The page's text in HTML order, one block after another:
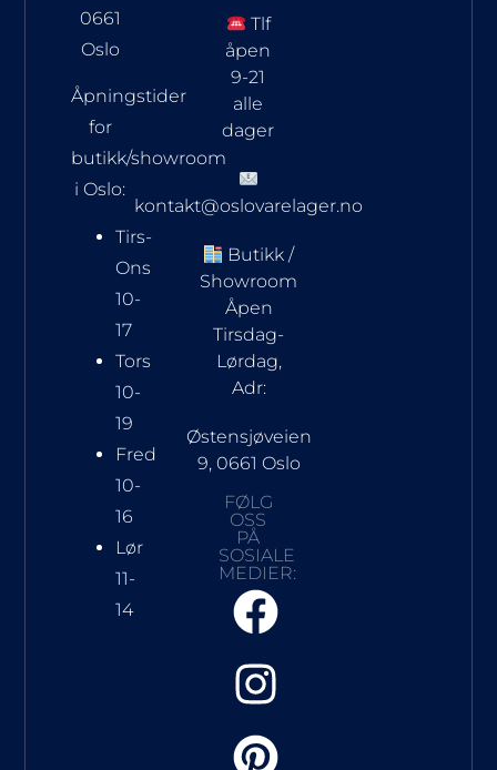
0661
Oslo
Åpningstider
for
butikk/showroom
i Oslo:
Tirs-
Ons
10-
17
Tors
10-
19
Fred
10-
16
Lør
11-
14
Tlf
åpen
9-21
alle
dager
kontakt@oslovarelager.no
Butikk /
Showroom
Åpen
Tirsdag-
Lørdag,
Adr:
Østensjøveien
9, 0661 Oslo
FØLG
OSS
PÅ
SOSIALE
MEDIER: